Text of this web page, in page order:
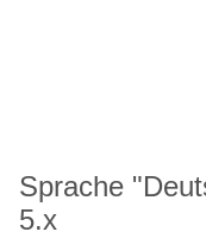
Sprache
5.x